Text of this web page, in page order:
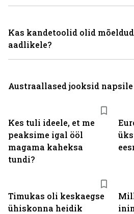
Kes tuli ideele, et me
peaksime igal ööl
magama kaheksa
tundi?
Timukas oli keskaegse
ühiskonna heidik
Kas kandetoolid olid
aadlikele?
Austraallased jooksid